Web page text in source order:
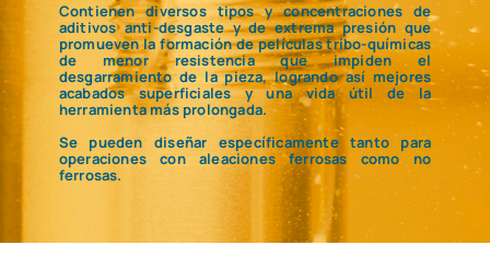
Contienen diversos tipos y concentraciones de
aditivos anti-desgaste y de extrema presión que
promueven la formación de películas tribo-químicas
de menor resistencia que impiden el
desgarramiento de la pieza, logrando así mejores
acabados superficiales y una vida útil de la
herramienta más prolongada.
Se pueden diseñar específicamente tanto para
operaciones con aleaciones ferrosas como no
ferrosas.